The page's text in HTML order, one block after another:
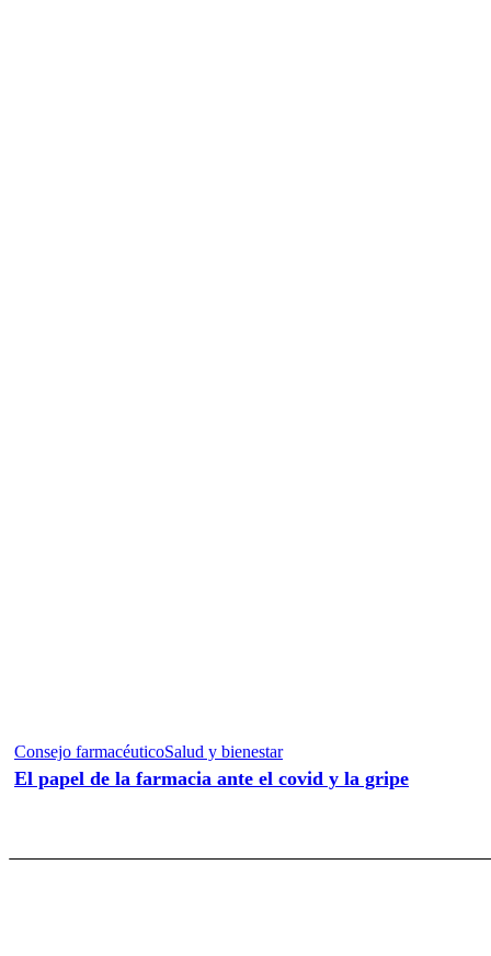
Consejo farmacéuticoSalud y bienestar
El papel de la farmacia ante el covid y la gripe